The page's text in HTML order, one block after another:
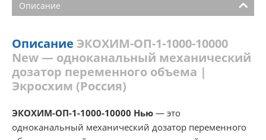
Описание
Описание ЭКОХИМ-ОП-1-1000-10000
New — одноканальный механический
дозатор переменного объема |
Экросхим (Россия)
ЭКОХИМ-ОП-1-1000-10000 Нью — это
одноканальный механический дозатор переменного